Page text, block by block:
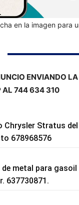
en la imagen para
ENVIANDO
AL 744 634 310
Chrysler Stratus
678968576
de metal para
637730871.